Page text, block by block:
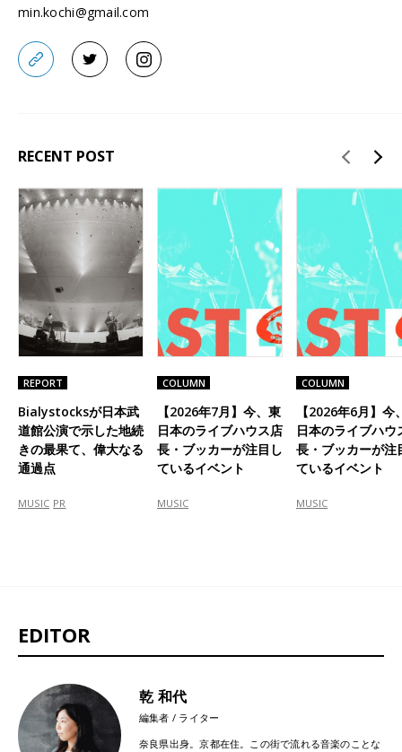
min.kochi@gmail.com
RECENT POST
REPORT
Bialystocksが日本武
道館公演で示した地続
きの最果て、偉大なる
通過点
MUSIC PR
COLUMN
【2026年7月】今、東
日本のライブハウス店
長・ブッカーが注目し
ているイベント
MUSIC
COLUMN
【2026年6月】今
日本のライブハウ
長・ブッカーが注
ているイベント
MUSIC
EDITOR
乾 和代
編集者 / ライター
奈良県出身。京都在住。この街で流れる音楽のことな